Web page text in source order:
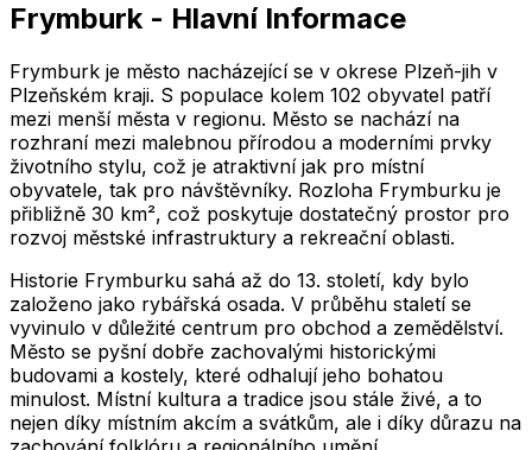
2,005
Frymburk- Hlavní Informace
Frymburk je město nacházející se v okrese Plzeň-jih v
Plzeňském kraji. S populace kolem 102 obyvatel patří
mezi menší města v regionu. Město se nachází na
rozhraní mezi malebnou přírodou a moderními prvky
životního stylu, což je atraktivní jak pro místní
obyvatele, tak pro návštěvníky. Rozloha Frymburku je
přibližně 30 km², což poskytuje dostatečný prostor pro
rozvoj městské infrastruktury a rekreační oblasti.
Historie Frymburku sahá až do 13. století, kdy bylo
založeno jako rybářská osada. V průběhu staletí se
vyvinulo v důležité centrum pro obchod a zemědělství.
Město se pyšní dobře zachovalými historickými
budovami a kostely, které odhalují jeho bohatou
minulost. Místní kultura a tradice jsou stále živé, a to
nejen díky místním akcím a svátkům, ale i díky důrazu na